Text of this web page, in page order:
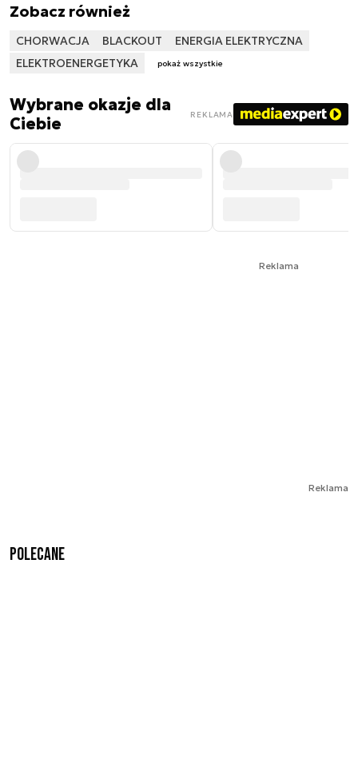
Zobacz również
CHORWACJA BLACKOUT
ENERGIA ELEKTRYCZNA
ELEKTROENERGETYKA
pokaż wszystkie
Wybrane okazje dla
Ciebie
REKLAMA
Reklama
Reklama
Polecane